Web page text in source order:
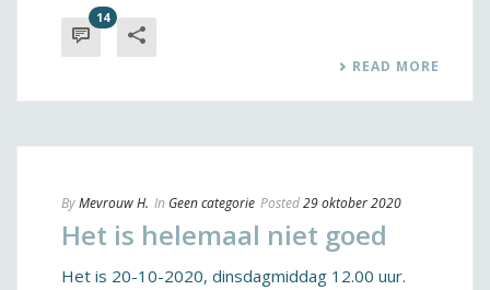
14
READ MORE
ByMevrouw H. In Geen categorie Posted29 oktober 2020
Het is helemaal niet goed
Het is 20-10-2020, dinsdagmiddag 12.00 uur.